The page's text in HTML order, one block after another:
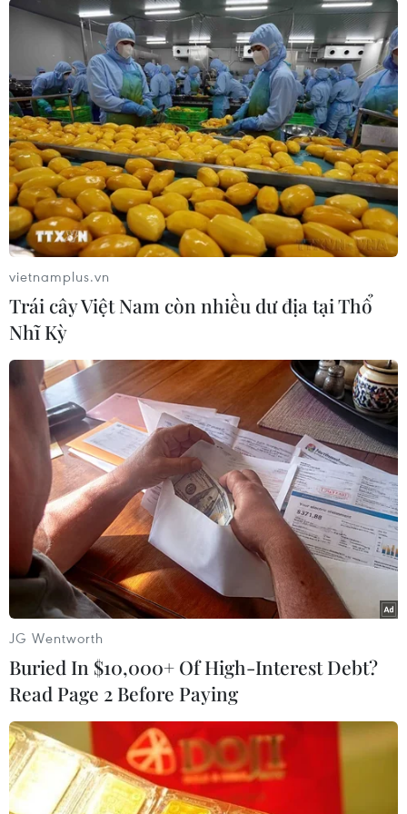
Các vận động viên sẽ tranh tài ở 37 môn thể
thao khác nhau. Trong khi đó, ASEAN Para
Games 12 sẽ diễn ra từ ngày 3-9/6, với 13 bộ
môn thi đấu./.
(TTXVN/Vietnam+)
#SEA Games 32 #Kun Khmer
#Muay Thái
#Nguyễn Trần Duy Nhất
#Huy chương vàng
Campuchia
Theo dõi VietnamPlus
TIN LIÊN QUAN
vietnamplus.vn
Trái cây Việt Nam còn nhiều dư địa tại Thổ
Nhĩ Kỳ
JG Wentworth
Buried In $10,000+ Of High-Interest Debt?
Read Page 2 Before Paying